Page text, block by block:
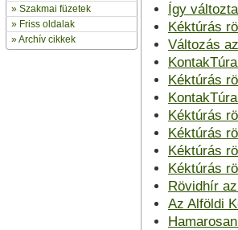
» Szakmai füzetek
» Friss oldalak
»Archív cikkek
Így
Kéktúrás
Változás
Kéktúrás
Kéktúrás
Kéktúrás
Kéktúrás
Kéktúrás
Rövidhír
Az Alföldi